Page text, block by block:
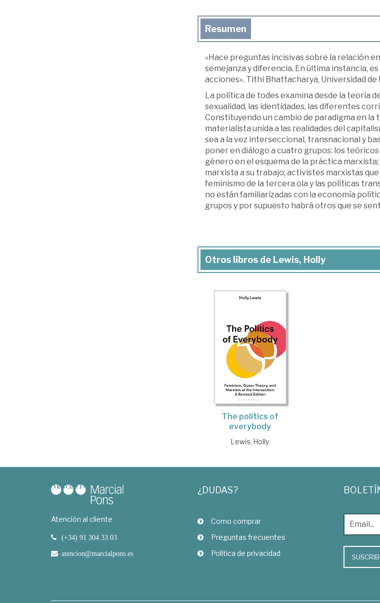
Resumen
«Hace preguntas incisivas sobre la relación
semejanza y diferencia. En última instancia,
acciones». Tithi Bhattacharya, Universidad de
La política de todes examina desde la teoría
sexualidad, las identidades, las diferentes
Constituyendo un cambio de paradigma en
materialista unida a las realidades del
sea a la vez interseccional, transnacional y
poner en diálogo a cuatro grupos: los
género en el esquema de la práctica
marxista a su trabajo; activistes marxistas
feminismo de la tercera ola y las políticas
no están familiarizadas con la economía
grupos y por supuesto habrá otros que se
Otros libros de Lewis, Holly
The politics of
everybody
Lewis, Holly
Atención al cliente
(+34) 91 304 33 03
atencion@marcialpons.es
¿DUDAS?
Como comprar
Preguntas frecuentes
Política de privacidad